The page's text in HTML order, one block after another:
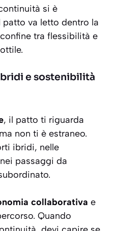
si è
va letto dentro la
tra flessibilità e
e sostenibilità
, il patto ti riguarda
non ti è estraneo.
ibridi, nelle
passaggi da
collaborativa e
Quando